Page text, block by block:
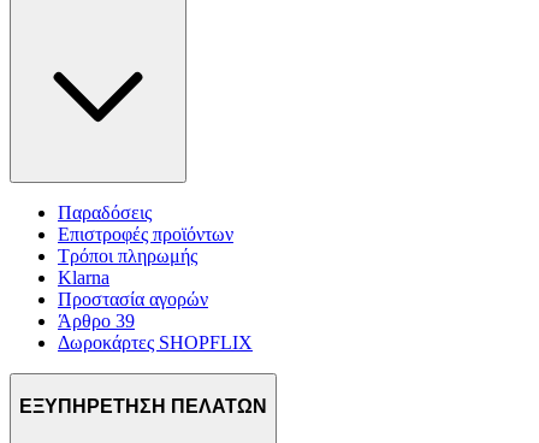
Παραδόσεις
Επιστροφές προϊόντων
Τρόποι πληρωμής
Klarna
Προστασία αγορών
Άρθρο 39
Δωροκάρτες SHOPFLIX
ΕΞΥΠΗΡΕΤΗΣΗ ΠΕΛΑΤΩΝ